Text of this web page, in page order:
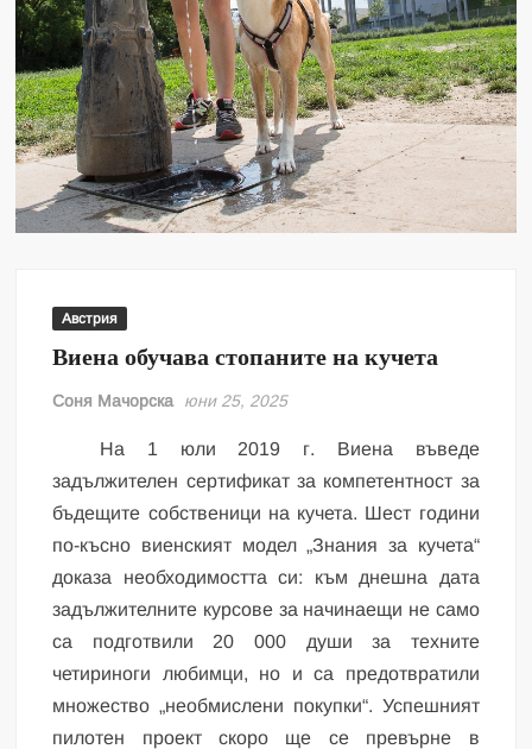
Австрия
Виена обучава стопаните на кучета
Соня Мачорска юни 25, 2025
На 1 юли 2019 г. Виена въведе
задължителен сертификат за компетентност за
бъдещите собственици на кучета. Шест години
по-късно виенският модел „Знания за кучета“
доказа необходимостта си: към днешна дата
задължителните курсове за начинаещи не само
са подготвили 20 000 души за техните
четириноги любимци, но и са предотвратили
множество „необмислени покупки“. Успешният
пилотен проект скоро ще се превърне в